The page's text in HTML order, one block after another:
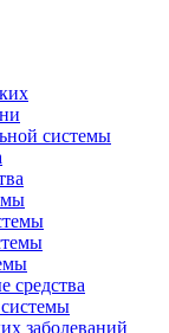
системы
средства
заболеваний